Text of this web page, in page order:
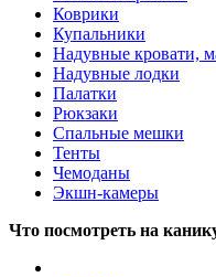
Коврики
Купальники
Надувные кровати,
Надувные лодки
Палатки
Рюкзаки
Спальные мешки
Тенты
Чемоданы
Экшн-камеры
Что посмотреть на